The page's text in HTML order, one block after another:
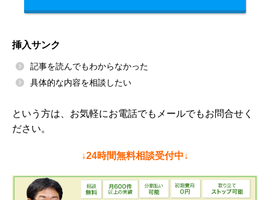
挿入サンク
記事を読んでもわからなかった
具体的な内容を相談したい
という方は、お気軽にお電話でもメールでもお問合せく
ださい。
↓24時間無料相談受付中↓